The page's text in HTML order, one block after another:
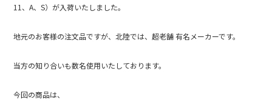
b
o
k
11、A、S）が入荷いたしました。
地元のお客様の注文品ですが、北陸では、超老舗 有名メーカーです。
当方の知り合いも数名使用いたしております。
今回の商品は、